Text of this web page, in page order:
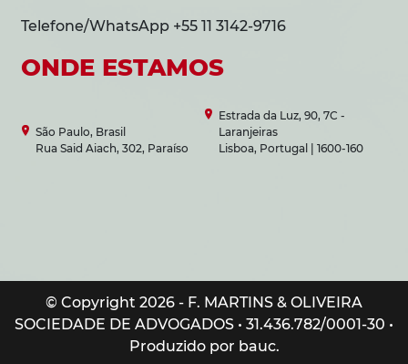
Telefone/WhatsApp +55 11 3142-9716
ONDE ESTAMOS
São Paulo, Brasil
Rua Said Aiach, 302, Paraíso
Estrada da Luz, 90, 7C -
Laranjeiras
Lisboa, Portugal | 1600-160
© Copyright 2026 - F. MARTINS & OLIVEIRA
SOCIEDADE DE ADVOGADOS • 31.436.782/0001-30 •
Produzido por bauc.